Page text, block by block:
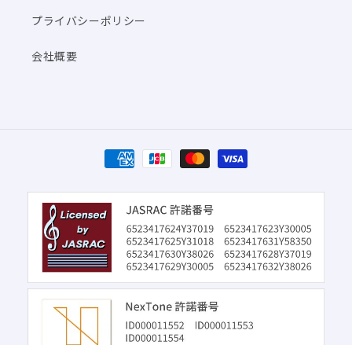
プライバシーポリシー
会社概要
決
済
方
法